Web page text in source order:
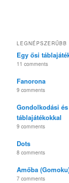
Egy ősi
11 comments
Fanorona
9 comments
Gondolkodási
táblajátékokkal
9 comments
Dots
8 comments
Amőba
7 comments